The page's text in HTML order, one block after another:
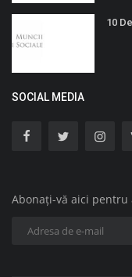
10
SOCIAL MEDIA
Abonați-vă aici